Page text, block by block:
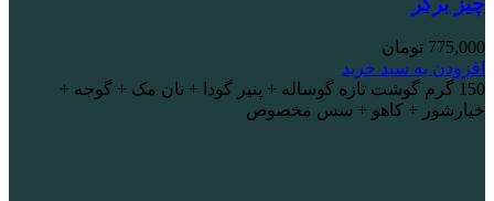
775,000 تومان
افزودن به سبد خرید
150 گرم گوشت تازه گوساله + پنیر گودا + نان مک + گوجه +
خیارشور + کاهو + سس مخصوص